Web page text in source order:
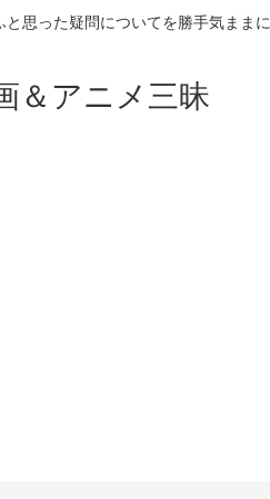
思った疑問についてを勝手気まま
＆アニメ三昧